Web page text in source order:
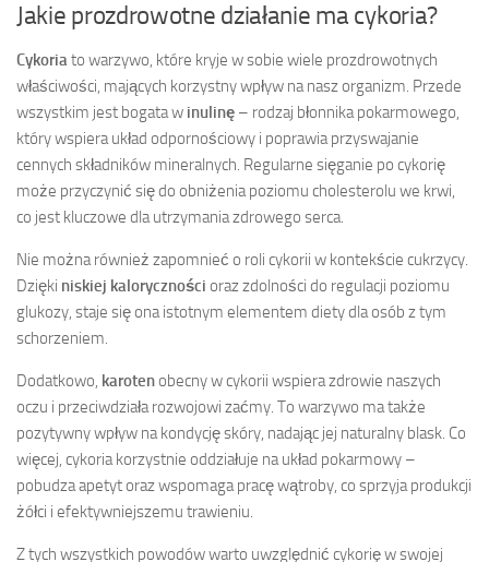
Jakie prozdrowotne działanie ma cykoria?
Cykoriato warzywo, które kryje w sobie wiele prozdrowotnych
właściwości, mających korzystny wpływ na nasz organizm. Przede
wszystkim jest bogata w inulinę – rodzaj błonnika pokarmowego,
który wspiera układ odpornościowy i poprawia przyswajanie
cennych składników mineralnych. Regularne sięganie po cykorię
może przyczynić się do obniżenia poziomu cholesterolu we krwi,
co jest kluczowe dla utrzymania zdrowego serca.
Nie można również zapomnieć o roli cykorii w kontekście cukrzycy.
Dzięki niskiej kaloryczności oraz zdolności do regulacji poziomu
glukozy, staje się ona istotnym elementem diety dla osób z tym
schorzeniem.
Dodatkowo, karotenobecny w cykorii wspiera zdrowie naszych
oczu i przeciwdziała rozwojowi zaćmy. To warzywo ma także
pozytywny wpływ na kondycję skóry, nadając jej naturalny blask. Co
więcej, cykoria korzystnie oddziałuje na układ pokarmowy –
pobudza apetyt oraz wspomaga pracę wątroby, co sprzyja produkcji
żółci i efektywniejszemu trawieniu.
Z tych wszystkich powodów warto uwzględnić cykorię w swojej